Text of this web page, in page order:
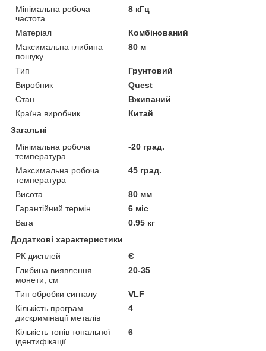
Мінімальна робоча
частота
8 кГц
Матеріал
Комбінований
Максимальна глибина
пошуку
80 м
Тип
Грунтовий
Виробник
Quest
Стан
Вживаний
Країна виробник
Китай
Загальні
Мінімальна робоча
температура
-20 град.
Максимальна робоча
температура
45 град.
Висота
80 мм
Гарантійний термін
6 міс
Вага
0.95 кг
Додаткові характеристики
РК дисплей
Є
Глибина виявлення
монети, см
20-35
Тип обробки сигналу
VLF
Кількість програм
дискримінації металів
4
Кількість тонів тональної
ідентифікації
6